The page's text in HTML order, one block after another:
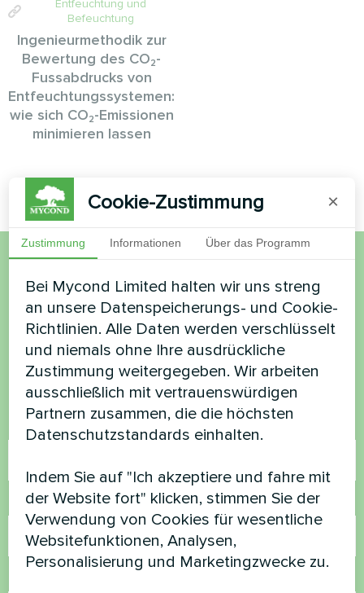
Entfeuchtung und
Befeuchtung
Ingenieurmethodik zur
Bewertung des CO₂-
Fussabdrucks von
Entfeuchtungssystemen:
wie sich CO₂-Emissionen
minimieren lassen
Möchten Sie kaufen oder
haben Sie Fragen?
Kontaktieren Sie uns und wir werden Ihnen
helfen
Name
Rufnummer
Cookie-Zustimmung ×
Zustimmung Informationen Über das Programm
Bei Mycond Limited halten wir uns streng
an unsere Datenspeicherungs- und Cookie-
Richtlinien. Alle Daten werden verschlüsselt
und niemals ohne Ihre ausdrückliche
Zustimmung weitergegeben. Wir arbeiten
ausschließlich mit vertrauenswürdigen
Partnern zusammen, die die höchsten
Datenschutzstandards einhalten.
Indem Sie auf "Ich akzeptiere und fahre mit
der Website fort" klicken, stimmen Sie der
Verwendung von Cookies für wesentliche
Websitefunktionen, Analysen,
Personalisierung und Marketingzwecke zu.